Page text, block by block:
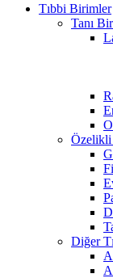
Tıbbi Birimler
Tanı
Diğer